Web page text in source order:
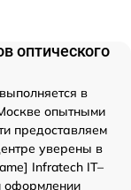
оптического
выполняется в
опытными
предоставляем
уверены в
Infratech IT–
оформлении